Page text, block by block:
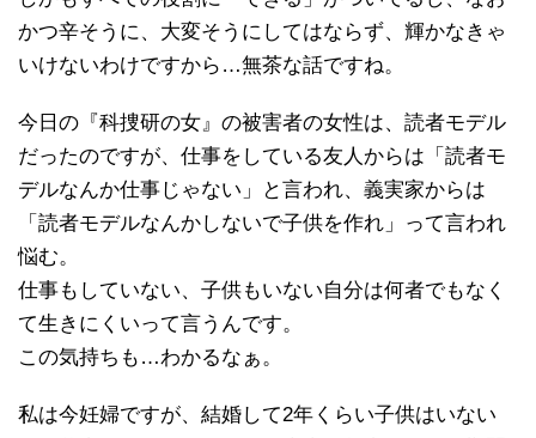
かつ辛そうに、大変そうにしてはならず、輝かなきゃ
いけないわけですから…無茶な話ですね。
今日の『科捜研の女』の被害者の女性は、読者モデル
だったのですが、仕事をしている友人からは「読者モ
デルなんか仕事じゃない」と言われ、義実家からは
「読者モデルなんかしないで子供を作れ」って言われ
悩む。
仕事もしていない、子供もいない自分は何者でもなく
て生きにくいって言うんです。
この気持ちも…わかるなぁ。
私は今妊婦ですが、結婚して2年くらい子供はいない